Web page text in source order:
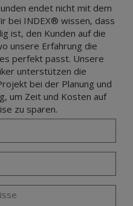
(La Rioja).endet nicht mit dem
bei INDEX® wissen, dass
ist, den Kunden auf die
unsere Erfahrung die
perfekt passt. Unsere
unterstützen die
bei der Planung und
um Zeit und Kosten auf
zu sparen.